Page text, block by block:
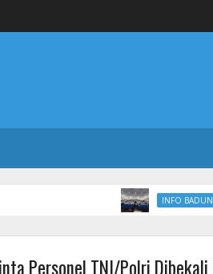
INFO BADUNG Kawan
Personel TNI/Polri